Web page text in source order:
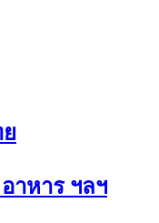
าหาร ฯลฯ